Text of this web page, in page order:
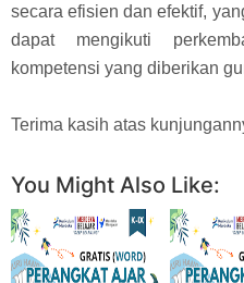
secara efisien dan efektif,
dapat mengikuti
kompetensi yang diberikan
Terima kasih atas
You Might Also Like: